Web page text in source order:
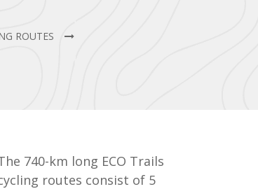
ROUTES
740-km long ECO Trails
routes consist of 5